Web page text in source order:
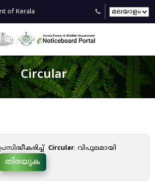
of Kerala
Circular
Circular. വിപുലമായി
തിരയുക